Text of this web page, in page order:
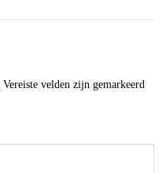
Vereiste velden zijn gemarkeerd